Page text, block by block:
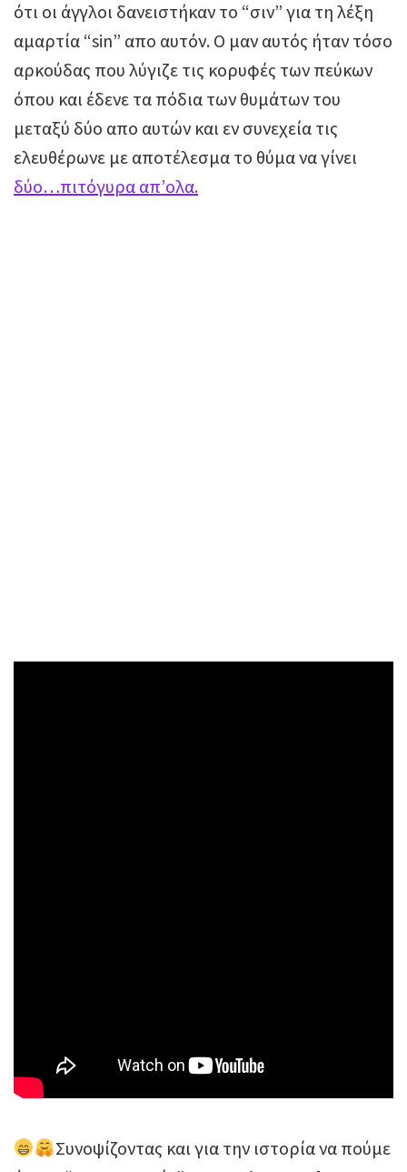
ότι οι άγγλοι δανειστήκαν το “σιν” για τη λέξη
αμαρτία “sin” απο αυτόν. Ο μαν αυτός ήταν τόσο
αρκούδας που λύγιζε τις κορυφές των πεύκων
όπου και έδενε τα πόδια των θυμάτων του
μεταξύ δύο απο αυτών και εν συνεχεία τις
ελευθέρωνε με αποτέλεσμα το θύμα να γίνει
δύο…πιτόγυρα απ’ολα.
Συνοψίζοντας και για την ιστορία να πούμε